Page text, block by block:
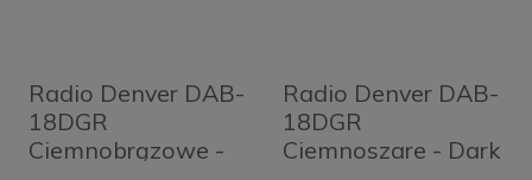
Radio Denver DAB-
18DGR
Ciemnobrązowe -
Radio Denver DAB-
18DGR
Ciemnoszare - Dark